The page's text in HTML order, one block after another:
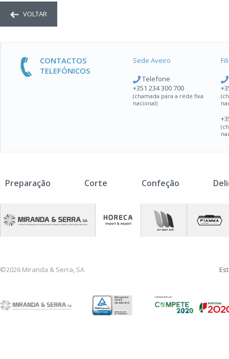
VOLTAR
CONTACTOS
TELEFÓNICOS
Sede Aveiro
Telefone
+351 234 300 700
(chamada para a rede fixa
nacional)
Preparação Corte Confeção
©2026 Miranda & Serra, SA